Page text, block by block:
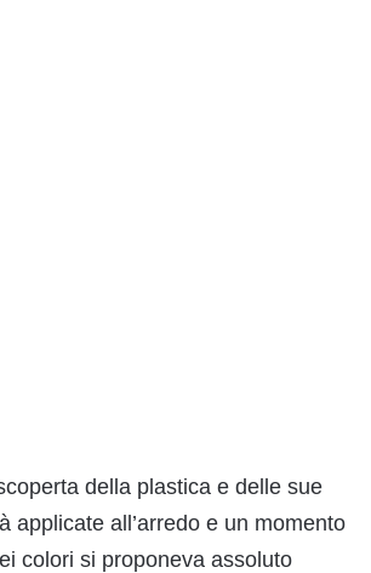
della plastica e delle sue
applicate all’arredo e un momento
colori si proponeva assoluto